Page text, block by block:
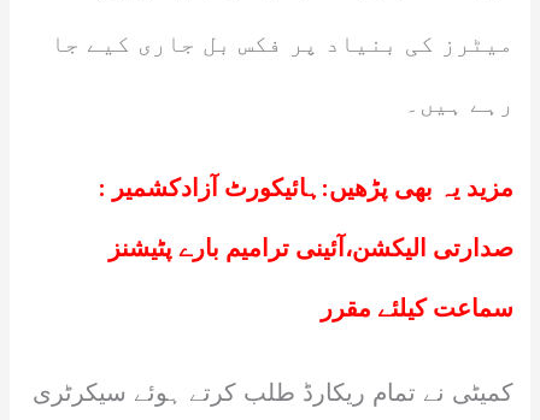
میٹرز کی بنیاد پر فکس بل جاری کیے جا
رہے ہیں۔
مزید یہ بھی پڑھیں: ہائیکورٹ آزادکشمیر :
صدارتی الیکشن،آئینی ترامیم بارے پٹیشنز
سماعت کیلئے مقرر
کمیٹی نے تمام ریکارڈ طلب کرتے ہوئے سیکرٹری